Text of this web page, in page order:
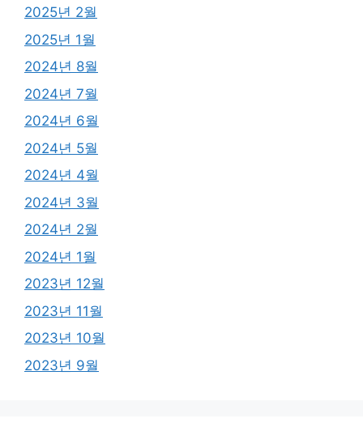
2025년 2월
2025년 1월
2024년 8월
2024년 7월
2024년 6월
2024년 5월
2024년 4월
2024년 3월
2024년 2월
2024년 1월
2023년 12월
2023년 11월
2023년 10월
2023년 9월